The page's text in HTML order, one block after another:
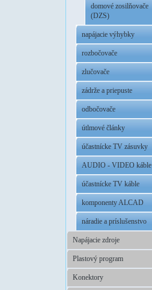
domové zosilňovače
(DZS)
napájacie výhybky
rozbočovače
zlučovače
zádrže a priepuste
odbočovače
útlmové články
účastnícke TV zásuvky
AUDIO - VIDEO káble
účastnícke TV káble
komponenty ALCAD
náradie a príslušenstvo
Napájacie zdroje
Plastový program
Konektory